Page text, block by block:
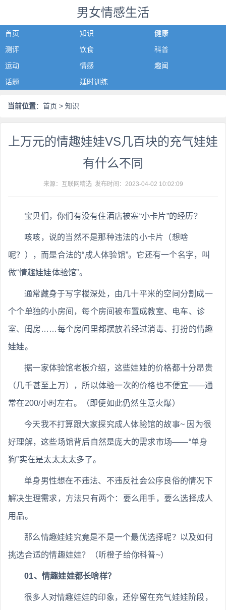
男女情感生活
首页 知识
健康
测评
饮食
科普
运动
情感
趣闻
话题
延时训练
当前位置： 首页 > 知识
上万元的情趣娃娃VS几百块的充气娃娃
有什么不同
来源：互联网精选 发布时间： 2023-04-02 10:02:09
宝贝们，你们有没有住酒店被塞“小卡片”的经历？
咳咳，说的当然不是那种违法的小卡片（想啥
呢？），而是合法的“成人体验馆”。它还有一个名字，叫
做“情趣娃娃体验馆”。
通常藏身于写字楼深处，由几十平米的空间分割成一
个个单独的小房间，每个房间被布置成教室、电车、诊
室、闺房……每个房间里都摆放着经过消毒、打扮的情趣
娃娃。
据一家体验馆老板介绍，这些娃娃的价格都十分昂贵
（几千甚至上万），所以体验一次的价格也不便宜——通
常在200/小时左右。（即便如此仍然生意火爆）
今天我不打算跟大家探究成人体验馆的故事~ 因为很
好理解，这些场馆背后自然是庞大的需求市场——“单身
狗”实在是太太太太多了。
单身男性想在不违法、不违反社会公序良俗的情况下
解决生理需求，方法只有两个：要么用手，要么选择成人
用品。
那么情趣娃娃究竟是不是一个最优选择呢？以及如何
挑选合适的情趣娃娃？（听橙子给你科普~）
01、情趣娃娃都长啥样？
很多人对情趣娃娃的印象，还停留在充气娃娃阶段，